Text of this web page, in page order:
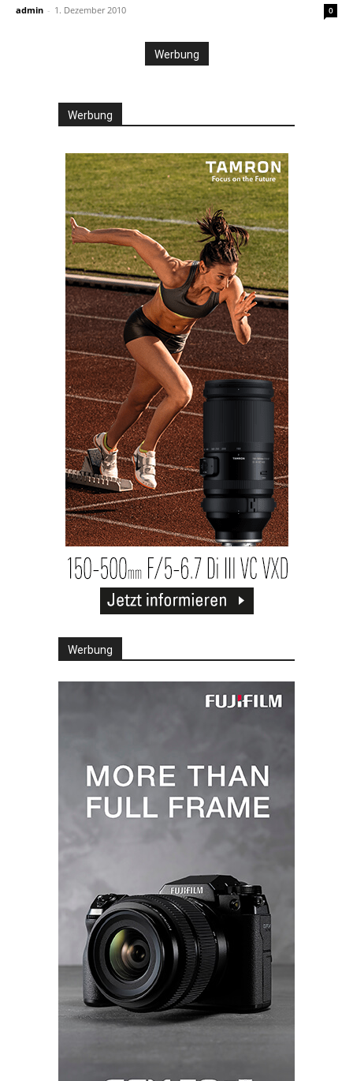
admin - 1. Dezember 2010 0
Werbung
Werbung
Werbung